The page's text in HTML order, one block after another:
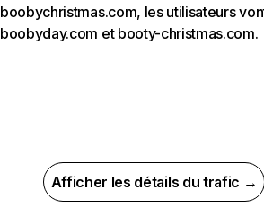
boobychristmas.com, les utilisateurs
boobyday.com et booty-christmas.com.
Afficher les détails du trafic →